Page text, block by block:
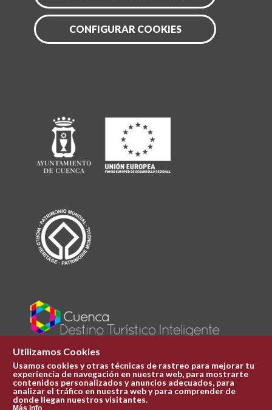
CONFIGURAR COOKIES
Plaza Mayor 1
969 241 051
ofi.turismo@cuenca.es
Utilizamos Cookies
Usamos cookies y otras técnicas de rastreo para mejorar tu
experiencia de navegación en nuestra web, para mostrarte
contenidos personalizados y anuncios adecuados, para
analizar el tráfico en nuestra web y para comprender de
donde llegan nuestros visitantes.
Más info